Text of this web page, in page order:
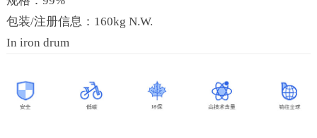
包装/注册信息：160kg N.W.
In iron drum